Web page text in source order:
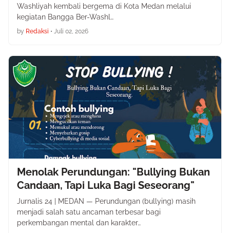
Washliyah kembali bergema di Kota Medan melalui
kegiatan Bangga Ber-Washl…
by Redaksi • Juli 02, 2026
Menolak Perundungan: "Bullying Bukan
Candaan, Tapi Luka Bagi Seseorang"
Jurnalis 24 | MEDAN — Perundungan (bullying) masih
menjadi salah satu ancaman terbesar bagi
perkembangan mental dan karakter…